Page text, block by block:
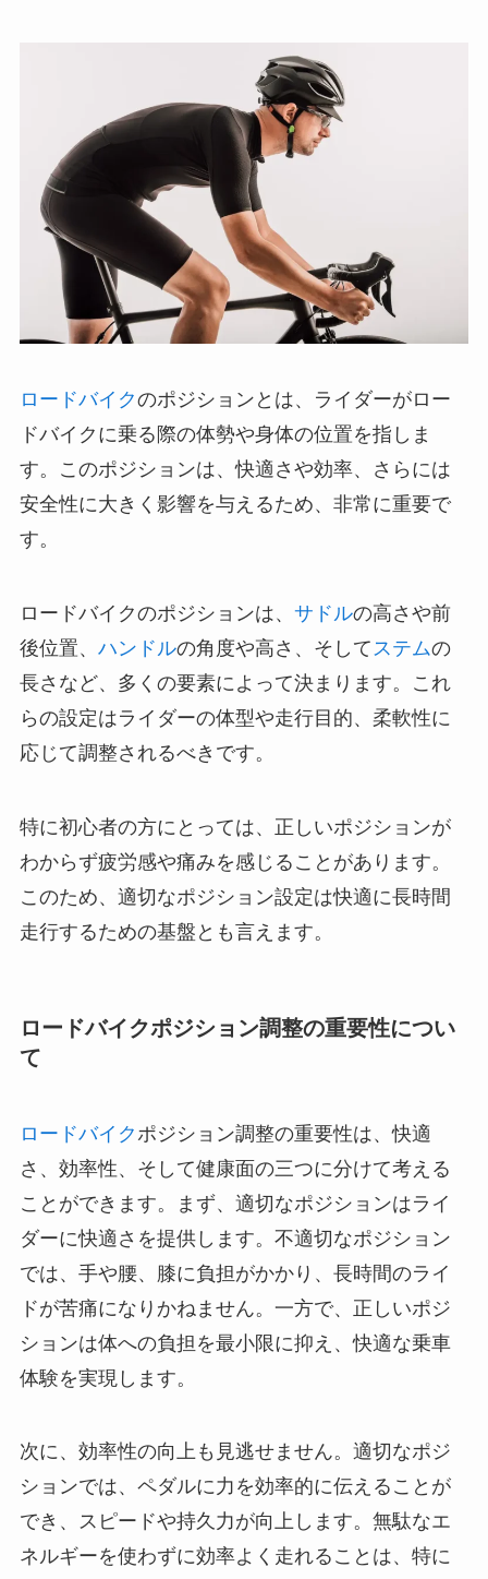
ロードバイクのポジションとは、ライダーがロー
ドバイクに乗る際の体勢や身体の位置を指しま
す。このポジションは、快適さや効率、さらには
安全性に大きく影響を与えるため、非常に重要で
す。
ロードバイクのポジションは、 サドルの高さや前
後位置、 ハンドルの角度や高さ、そしてステムの
長さなど、多くの要素によって決まります。これ
らの設定はライダーの体型や走行目的、柔軟性に
応じて調整されるべきです。
特に初心者の方にとっては、正しいポジションが
わからず疲労感や痛みを感じることがあります。
このため、適切なポジション設定は快適に長時間
走行するための基盤とも言えます。
ロードバイクポジション調整の重要性につい
て
ロードバイク ポジション調整の重要性は、快適
さ、効率性、そして健康面の三つに分けて考える
ことができます。まず、適切なポジションはライ
ダーに快適さを提供します。不適切なポジション
では、手や腰、膝に負担がかかり、長時間のライ
ドが苦痛になりかねません。一方で、正しいポジ
ションは体への負担を最小限に抑え、快適な乗車
体験を実現します。
次に、効率性の向上も見逃せません。適切なポジ
ションでは、ペダルに力を効率的に伝えることが
でき、スピードや持久力が向上します。無駄なエ
ネルギーを使わずに効率よく走れることは、特に